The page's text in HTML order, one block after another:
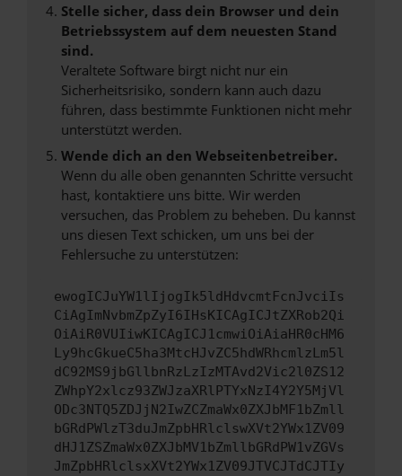
Stelle sicher, dass dein Browser und dein
Betriebssystem auf dem neuesten Stand
sind.
Veraltete Software birgt nicht nur ein
Sicherheitsrisiko, sondern kann auch dazu
führen, dass bestimmte Funktionen nicht mehr
unterstützt werden.
Wende dich an den Webseitenbetreiber.
Wenn du alle oben genannten Schritte versucht
hast, kontaktiere uns bitte. Wir werden
versuchen, das Problem zu beheben. Du kannst
uns diesen Text schicken, um uns bei der
Fehlersuche zu unterstützen:
ewogICJuYW1lIjogIk5ldHdvcmtFcnJvciIs
CiAgImNvbmZpZyI6IHsKICAgICJtZXRob2Qi
OiAiR0VUIiwKICAgICJ1cmwiOiAiaHR0cHM6
Ly9hcGkueC5ha3MtcHJvZC5hdWRhcmlzLm5l
dC92MS9jbGllbnRzLzIzMTAvd2Vic2l0ZS12
ZWhpY2xlcz93ZWJzaXRlPTYxNzI4Y2Y5MjVl
ODc3NTQ5ZDJjN2IwZCZmaWx0ZXJbMF1bZmll
bGRdPWlzT3duJmZpbHRlclswXVt2YWx1ZV09
dHJ1ZSZmaWx0ZXJbMV1bZmllbGRdPW1vZGVs
JmZpbHRlclsxXVt2YWx1ZV09JTVCJTdCJTIy